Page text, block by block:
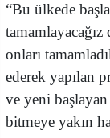
“Bu ülkede
onları
ederek yapılan
ve yeni
bitmeye yakın